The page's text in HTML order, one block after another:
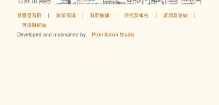
甚麼是貧窮 | 政策倡議 | 貧窮數據 | 研究及報告 | 資源及連結
|
無障礙網頁
Developed and maintained by
Pixel Action Studio